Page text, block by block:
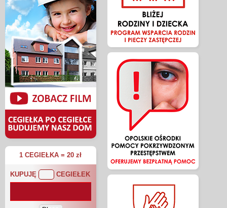
1 CEGIEŁKA = 20 zł
KUPUJĘ CEGIEŁEK